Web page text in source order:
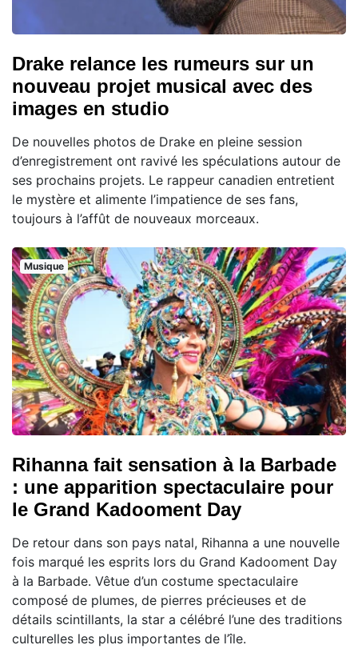
Drake relance les rumeurs sur un
nouveau projet musical avec des
images en studio
De nouvelles photos de Drake en pleine session
d’enregistrement ont ravivé les spéculations autour de
ses prochains projets. Le rappeur canadien entretient
le mystère et alimente l’impatience de ses fans,
toujours à l’affût de nouveaux morceaux.
Musique
Rihanna fait sensation à la Barbade
: une apparition spectaculaire pour
le Grand Kadooment Day
De retour dans son pays natal, Rihanna a une nouvelle
fois marqué les esprits lors du Grand Kadooment Day
à la Barbade. Vêtue d’un costume spectaculaire
composé de plumes, de pierres précieuses et de
détails scintillants, la star a célébré l’une des traditions
culturelles les plus importantes de l’île.